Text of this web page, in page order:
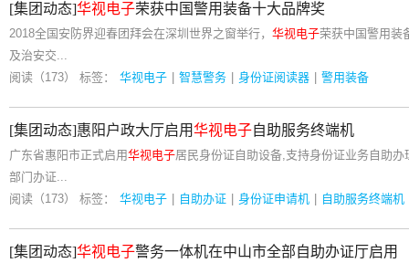
[集团动态]华视电子荣获中国警用装备十大品牌奖
2018全国安防界迎春团拜会在深圳世界之窗举行， 华视电子荣获中国警用装
及治安交...
阅读（173） 标签： 华视电子 智慧警务 身份证阅读器 警用装备
[集团动态]惠阳户政大厅启用华视电子自助服务终端机
广东省惠阳市正式启用华视电子居民身份证自助设备,支持身份证业务自助
部门办证...
阅读（173） 标签： 华视电子 自助办证 身份证申请机 自助服务终端机
[集团动态]华视电子警务一体机在中山市全部自助办证厅启用